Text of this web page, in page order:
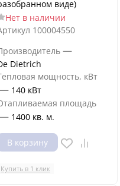
виде)
Нет в наличии
100004550
—
Dietrich
мощность, кВт
— 140 кВт
площадь
— 1400 кв. м.
В корзину
Купить в 1 клик